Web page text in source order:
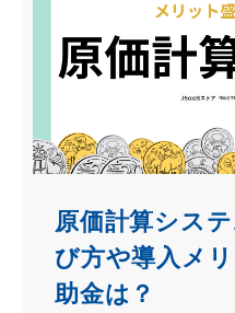
原価計算シス
び方や導入メ
助金は？